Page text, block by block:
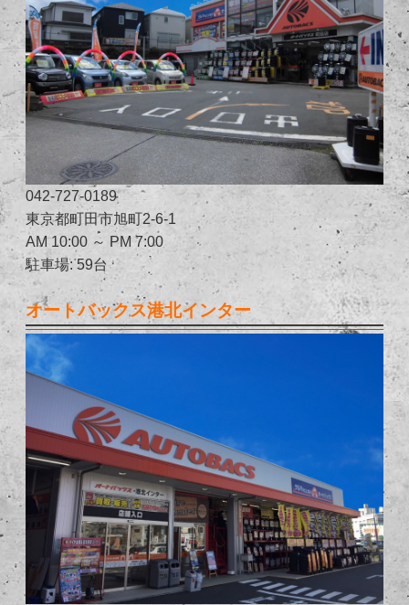
042-727-0189
東京都町田市旭町2-6-1
AM 10:00 ～ PM 7:00
駐車場: 59台
オートバックス港北インター